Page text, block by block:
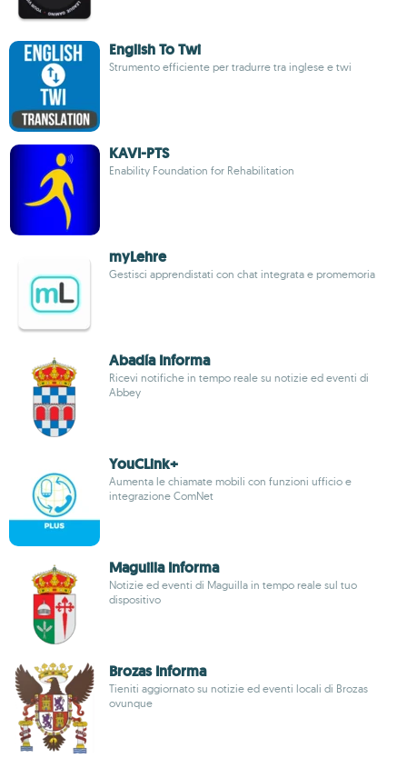
English To Twi
Strumento efficiente per tradurre tra inglese e twi
KAVI-PTS
Enability Foundation for Rehabilitation
myLehre
Gestisci apprendistati con chat integrata e promemoria
Abadía Informa
Ricevi notifiche in tempo reale su notizie ed eventi di
Abbey
YouCLink+
Aumenta le chiamate mobili con funzioni ufficio e
integrazione ComNet
Maguilla Informa
Notizie ed eventi di Maguilla in tempo reale sul tuo
dispositivo
Brozas Informa
Tieniti aggiornato su notizie ed eventi locali di Brozas
ovunque